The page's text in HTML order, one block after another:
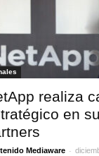
realiza
en
Mediaware -